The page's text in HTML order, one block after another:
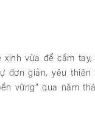
xinh vừa để cầm
đơn giản, yêu
vững” qua năm